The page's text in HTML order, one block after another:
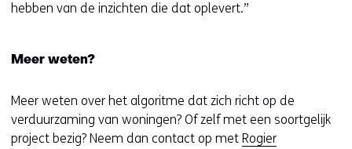
hebben van de inzichten die dat oplevert.”
Meer weten?
Meer weten over het algoritme dat zich richt op de
verduurzaming van woningen? Of zelf met een soortgelijk
project bezig? Neem dan contact op met Rogier